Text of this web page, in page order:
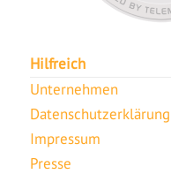
Hilfreich
Unternehmen
Datenschutzerklärung
Impressum
Presse